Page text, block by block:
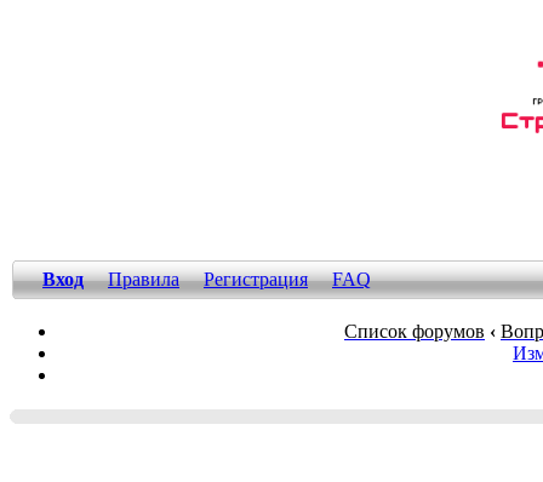
Вход Правила Регистрация FAQ
Список форумов ‹